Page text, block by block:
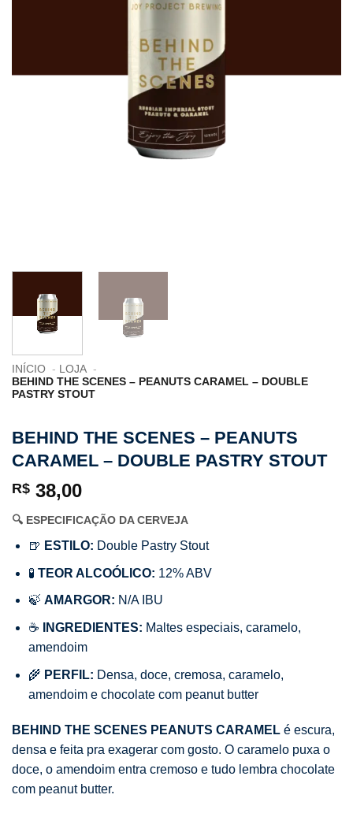
INÍCIO
LOJA
BEHIND THE SCENES – PEANUTS CARAMEL – DOUBLE
PASTRY STOUT
BEHIND THE SCENES – PEANUTS
CARAMEL – DOUBLE PASTRY STOUT
R$ 38,00
🔍 ESPECIFICAÇÃO DA CERVEJA
🍺 ESTILO: Double Pastry Stout
🧪 TEOR ALCOÓLICO: 12% ABV
🍃 AMARGOR: N/A IBU
☕ INGREDIENTES: Maltes especiais, caramelo,
amendoim
🌾 PERFIL: Densa, doce, cremosa, caramelo,
amendoim e chocolate com peanut butter
BEHIND THE SCENES PEANUTS CARAMEL é escura,
densa e feita pra exagerar com gosto. O caramelo puxa o
doce, o amendoim entra cremoso e tudo lembra chocolate
com peanut butter.